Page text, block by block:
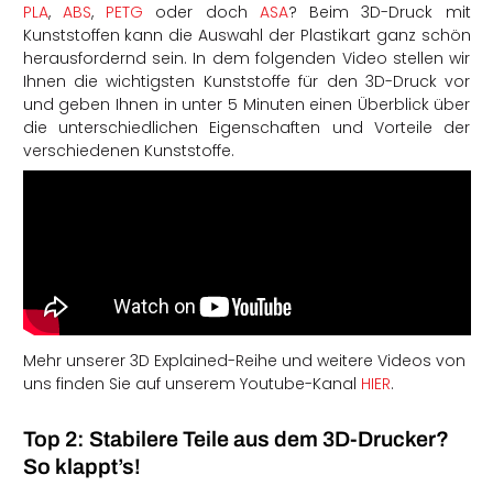
PLA, ABS, PETG oder doch ASA? Beim 3D-Druck mit
Kunststoffen kann die Auswahl der Plastikart ganz schön
herausfordernd sein. In dem folgenden Video stellen wir
Ihnen die wichtigsten Kunststoffe für den 3D-Druck vor
und geben Ihnen in unter 5 Minuten einen Überblick über
die unterschiedlichen Eigenschaften und Vorteile der
verschiedenen Kunststoffe.
Mehr unserer 3D Explained-Reihe und weitere Videos von
uns finden Sie auf unserem Youtube-Kanal HIER.
Top 2: Stabilere Teile aus dem 3D-Drucker?
So klappt’s!